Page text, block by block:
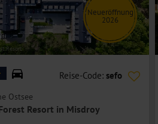
Resort
Neueröffnung
2026
Reise-Code: sefo
Ostsee
Resort in Misdroy